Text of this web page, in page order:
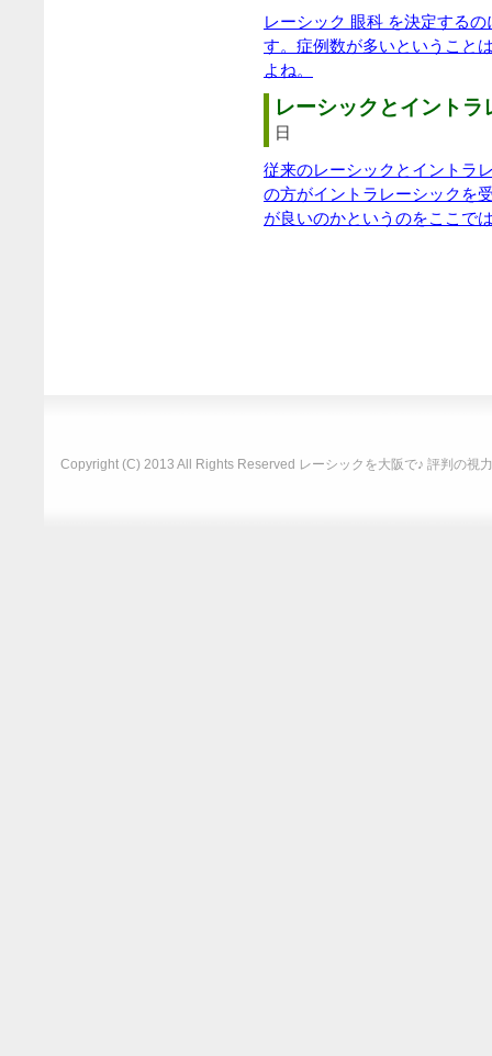
レーシック 眼科 を決定する
す。症例数が多いということ
よね。
レーシックとイント
日
従来のレーシックとイントラ
の方がイントラレーシックを
が良いのかというのをここで
Copyright (C) 2013 All Rights Reserved レーシックを大阪で♪ 評判の視